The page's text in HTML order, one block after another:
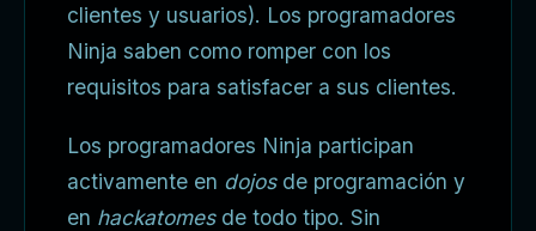
clientes y usuarios). Los programadores
Ninja saben como romper con los
requisitos para satisfacer a sus clientes.
Los programadores Ninja participan
activamente en dojosde programación y
en hackatomesde todo tipo. Sin